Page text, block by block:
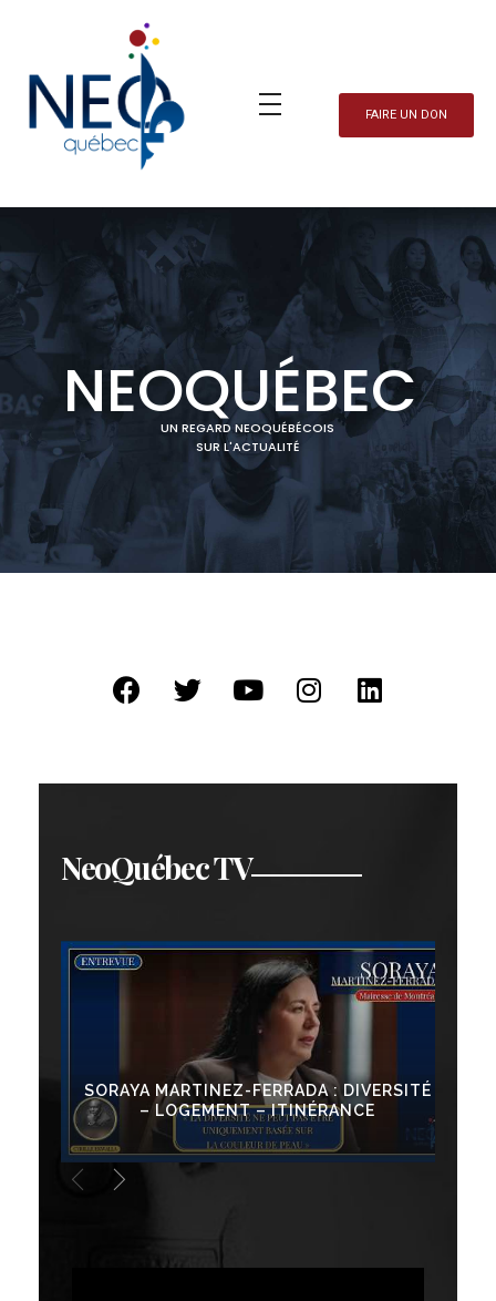
FAIRE UN DON
UN REGARD NEOQUÉBÉCOIS
SUR L'ACTUALITÉ
NEOQUÉBEC
NeoQuébec TV
SORAYA MARTINEZ-FERRADA : DIVERSITÉ
– LOGEMENT – ITINÉRANCE